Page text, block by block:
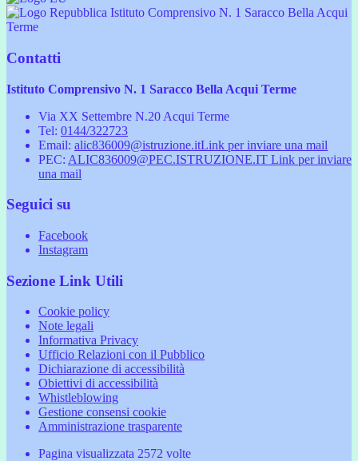
Istituto Comprensivo N. 1 Saracco Bella Acqui
Terme
Contatti
Istituto Comprensivo N. 1 Saracco Bella Acqui Terme
Via XX Settembre N.20 Acqui Terme
Tel: 0144/322723
Email: alic836009@istruzione.itLink per inviare una mail
PEC: ALIC836009@PEC.ISTRUZIONE.IT Link per inviare
una mail
Seguici su
Facebook
Instagram
Sezione Link Utili
Cookie policy
Note legali
Informativa Privacy
Ufficio Relazioni con il Pubblico
Dichiarazione di accessibilità
Obiettivi di accessibilità
Whistleblowing
Gestione consensi cookie
Amministrazione trasparente
Pagina visualizzata 2572 volte